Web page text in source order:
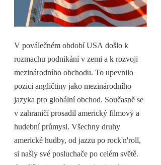
V poválečném období USA došlo k
rozmachu podnikání v zemi a k rozvoji
mezinárodního obchodu. To upevnilo
pozici angličtiny jako mezinárodního
jazyka pro globální obchod. Současně se
v zahraničí prosadil americký filmový a
hudební průmysl. Všechny druhy
americké hudby, od jazzu po rock'n'roll,
si našly své posluchače po celém světě.